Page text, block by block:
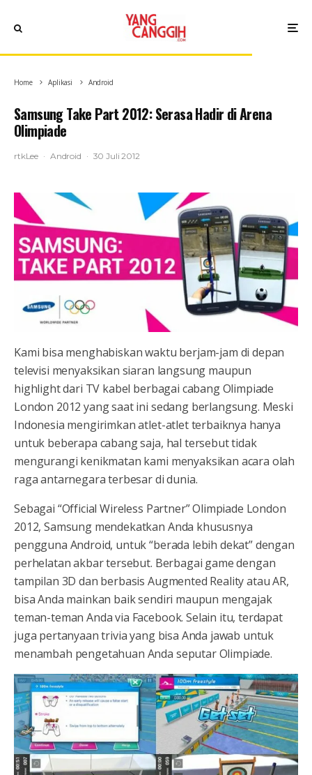
Home Aplikasi Android
Samsung Take Part 2012: Serasa Hadir di Arena
Olimpiade
rtkLee · Android · 30 Juli 2012
Kami bisa menghabiskan waktu berjam-jam di depan
televisi menyaksikan siaran langsung maupun
highlight dari TV kabel berbagai cabang Olimpiade
London 2012 yang saat ini sedang berlangsung. Meski
Indonesia mengirimkan atlet-atlet terbaiknya hanya
untuk beberapa cabang saja, hal tersebut tidak
mengurangi kenikmatan kami menyaksikan acara olah
raga antarnegara terbesar di dunia.
Sebagai “Official Wireless Partner” Olimpiade London
2012, Samsung mendekatkan Anda khususnya
pengguna Android, untuk “berada lebih dekat” dengan
perhelatan akbar tersebut. Berbagai game dengan
tampilan 3D dan berbasis Augmented Reality atau AR,
bisa Anda mainkan baik sendiri maupun mengajak
teman-teman Anda via Facebook. Selain itu, terdapat
juga pertanyaan trivia yang bisa Anda jawab untuk
menambah pengetahuan Anda seputar Olimpiade.